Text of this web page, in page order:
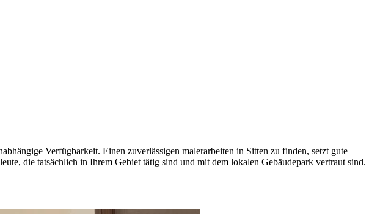
Verfügbarkeit. Einen zuverlässigen malerarbeiten in Sitten zu finden, setzt gute
die tatsächlich in Ihrem Gebiet tätig sind und mit dem lokalen Gebäudepark vertraut sind.